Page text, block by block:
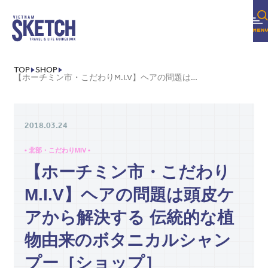
TOP SHOP
【ホーチミン市・こだわりM.I.V】ヘアの問題は頭皮ケアから解決する 伝統的な植物由来のボタニカルシャンプー［ショップ］
2018.03.24
• 北部・こだわりMIV •
【ホーチミン市・こだわり
M.I.V】ヘアの問題は頭皮ケ
アから解決する 伝統的な植
物由来のボタニカルシャン
プー［ショップ］